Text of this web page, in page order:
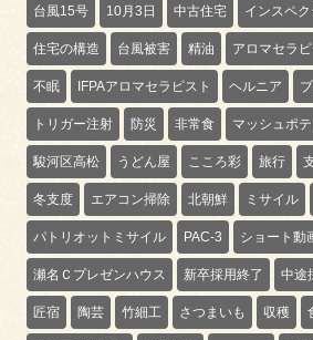
台風15号 10月3日 中古住宅 インスペ
住宅の構造 台風被害 精油 アロマセラ
不眠 IFPAアロマセラピスト ヘルニア
トリガー注射 防災 非常食 マッシュポテ
駿河区高松 うどん屋 こころ彩 旅行
冬支度 エアコン掃除 北朝鮮 ミサイル
パトリオットミサイル PAC-3 ショート動
瀬名Ｃプレゼンハウス 新卒採用終了 中途
匠宿 陶芸 竹細工 さつまいも 収穫